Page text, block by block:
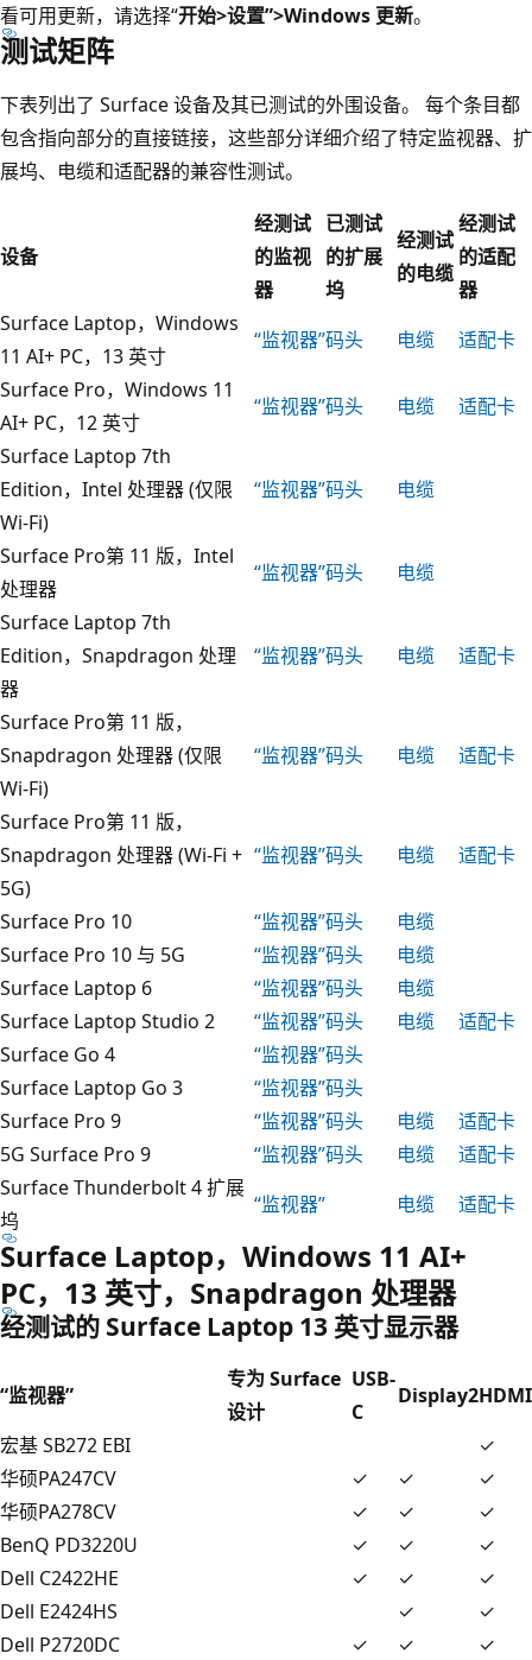
看可用更新，请选择“开始>设置”>Windows 更新。
测试矩阵
下表列出了 Surface 设备及其已测试的外围设备。 每个条目都
包含指向部分的直接链接，这些部分详细介绍了特定监视器、扩
展坞、电缆和适配器的兼容性测试。
设备
经测试
的监视
器
已测试
的扩展
坞
经测试
的电缆
经测试
的适配
器
Surface Laptop，Windows
11 AI+ PC，13 英寸
“监视器”码头 电缆
适配卡
Surface Pro，Windows 11
AI+ PC，12 英寸
“监视器”码头 电缆
适配卡
Surface Laptop 7th
Edition，Intel 处理器 (仅限
Wi-Fi)
“监视器”码头 电缆
Surface Pro第 11 版，Intel
处理器
“监视器”码头
电缆
Surface Laptop 7th
Edition，Snapdragon 处理
器
“监视器”码头 电缆 适配卡
Surface Pro第 11 版，
Snapdragon 处理器 (仅限
Wi-Fi)
“监视器”码头 电缆 适配卡
Surface Pro第 11 版，
Snapdragon 处理器 (Wi-Fi +
5G)
“监视器”码头 电缆 适配卡
Surface Pro 10 “监视器”码头
电缆
Surface Pro 10 与 5G
“监视器”码头
电缆
Surface Laptop 6
“监视器”码头
电缆
Surface Laptop Studio 2
“监视器”码头 电缆
适配卡
Surface Go 4
“监视器”码头
Surface Laptop Go 3
“监视器”码头
Surface Pro 9
“监视器”码头 电缆
适配卡
5G Surface Pro 9
“监视器”码头 电缆
适配卡
Surface Thunderbolt 4 扩展
坞
“监视器” 电缆 适配卡
Surface Laptop，Windows 11 AI+
PC，13 英寸，Snapdragon 处理器
经测试的 Surface Laptop 13 英寸显示器
“监视器”
专为 Surface
设计
USB-
C
Display2HDMI
宏基 SB272 EBI
✓
华硕PA247CV
✓ ✓
✓
华硕PA278CV
✓ ✓
✓
BenQ PD3220U
✓ ✓
✓
Dell C2422HE
✓ ✓
✓
Dell E2424HS
✓
✓
Dell P2720DC
✓ ✓
✓